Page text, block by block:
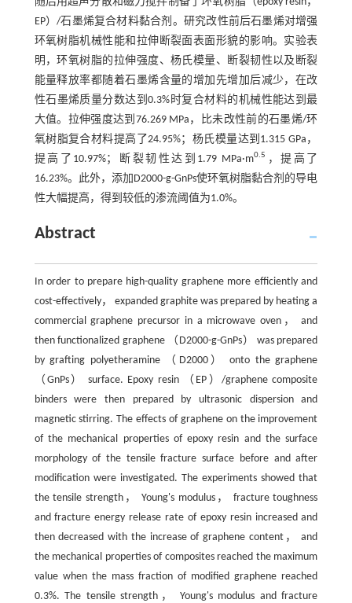
EP）/石墨烯复合材料黏合剂。研究改性前后石墨烯对增强
环氧树脂机械性能和拉伸断裂面表面形貌的影响。实验表
明，环氧树脂的拉伸强度、杨氏模量、断裂韧性以及断裂
能量释放率都随着石墨烯含量的增加先增加后减少，在改
性石墨烯质量分数达到0.3%时复合材料的机械性能达到最
大值。拉伸强度达到76.269 MPa，比未改性前的石墨烯/环
氧树脂复合材料提高了24.95%；杨氏模量达到1.315 GPa，
提高了10.97%；断裂韧性达到1.79 MPa·m0.5 ，提高了
16.23%。此外，添加D2000-g-GnPs使环氧树脂黏合剂的导电
性大幅提高，得到较低的渗流阈值为1.0%。
Abstract
In order to prepare high-quality graphene more efficiently and
cost-effectively， expanded graphite was prepared by heating a
commercial graphene precursor in a microwave oven， and
then functionalized graphene （D2000-g-GnPs） was prepared
by grafting polyetheramine （D2000） onto the graphene
（GnPs） surface. Epoxy resin （EP）/graphene composite
binders were then prepared by ultrasonic dispersion and
magnetic stirring. The effects of graphene on the improvement
of the mechanical properties of epoxy resin and the surface
morphology of the tensile fracture surface before and after
modification were investigated. The experiments showed that
the tensile strength， Young's modulus， fracture toughness
and fracture energy release rate of epoxy resin increased and
then decreased with the increase of graphene content， and
the mechanical properties of composites reached the maximum
value when the mass fraction of modified graphene reached
0.3%. The tensile strength， Young's modulus and fracture